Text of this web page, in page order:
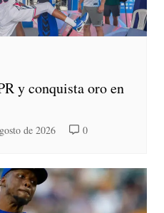
y conquista oro en
de 2026 0